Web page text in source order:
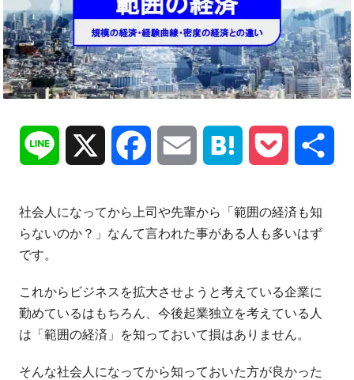
Line Facebook Email Hatena Pocket
社会人になってから上司や先輩から「範囲の経済も知
らないのか？」なんて言われた事がある人も多いはず
です。
これからビジネスを拡大させようと考えている企業に
勤めているはもちろん、今後起業独立を考えている人
は「範囲の経済」を知っておいて損はありません。
そんな社会人になってから知っておいた方が良かった